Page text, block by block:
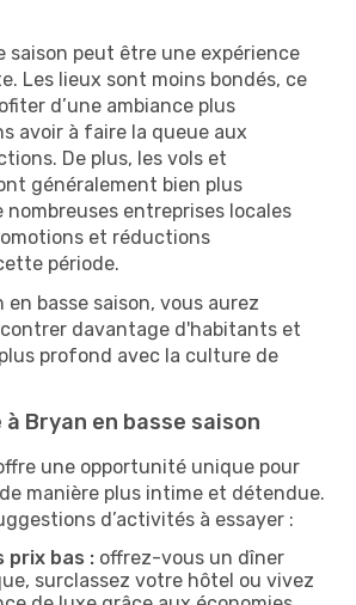
saison peut être une expérience
Les lieux sont moins bondés, ce
d’une ambiance plus
avoir à faire la queue aux
De plus, les vols et
généralement bien plus
nombreuses entreprises locales
et réductions
période.
basse saison, vous aurez
davantage d'habitants et
profond avec la culture de
Bryan en basse saison
une opportunité unique pour
manière plus intime et détendue.
d’activités à essayer :
prix bas : offrez-vous un dîner
surclassez votre hôtel ou vivez